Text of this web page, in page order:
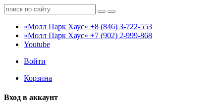
«Молл Парк Хаус» +8 (846) 3-722-553
«Молл Парк Хаус» +7 (902) 2-999-868
Youtube
Войти
Корзина
Вход в аккаунт